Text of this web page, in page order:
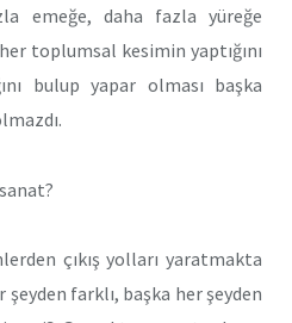
emeğe, daha fazla yüreğe
toplumsal kesimin yaptığını
bulup yapar olması başka
çıkış yolları yaratmakta
farklı, başka her şeyden